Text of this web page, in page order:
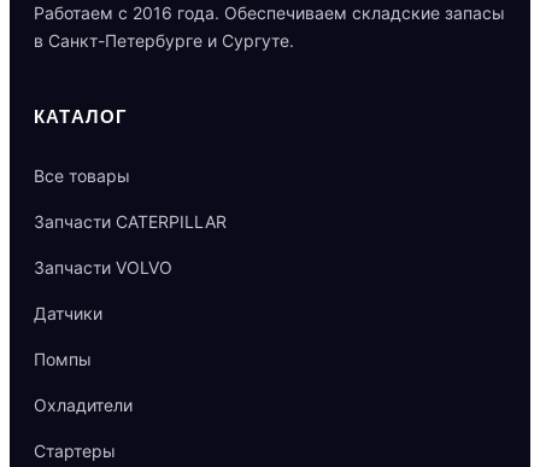
Работаем с 2016 года. Обеспечиваем складские запасы
в Санкт-Петербурге и Сургуте.
КАТАЛОГ
Все товары
Запчасти CATERPILLAR
Запчасти VOLVO
Датчики
Помпы
Охладители
Стартеры